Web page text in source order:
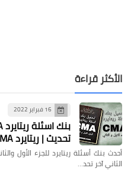
الأكثر قراءة
16 فبراير 2022
تحديث | ريتايرد CMA
الثاني آخر تحد…